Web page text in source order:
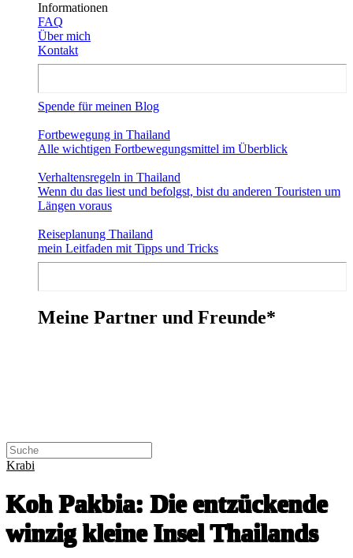
Informationen
FAQ
Über mich
Kontakt
Spende für meinen Blog
Fortbewegung in Thailand
Alle wichtigen Fortbewegungsmittel im Überblick
Verhaltensregeln in Thailand
Wenn du das liest und befolgst, bist du anderen Touristen um
Längen voraus
Reiseplanung Thailand
mein Leitfaden mit Tipps und Tricks
Meine Partner und Freunde*
Krabi
Koh Pakbia: Die entzückende
winzig kleine Insel Thailands